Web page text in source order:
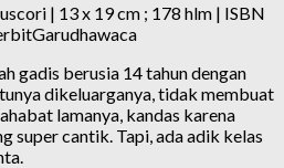
| 13 x 19 cm ; 178 hlm | ISBN
gadis berusia 14 tahun dengan
dikeluarganya, tidak membuat
lamanya, kandas karena
super cantik. Tapi, ada adik kelas